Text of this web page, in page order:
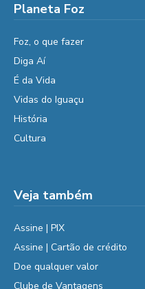
Planeta Foz
Foz, o que fazer
Diga Aí
É da Vida
Vidas do Iguaçu
História
Cultura
Veja também
Assine | PIX
Assine | Cartão de crédito
Doe qualquer valor
Clube de Vantagens